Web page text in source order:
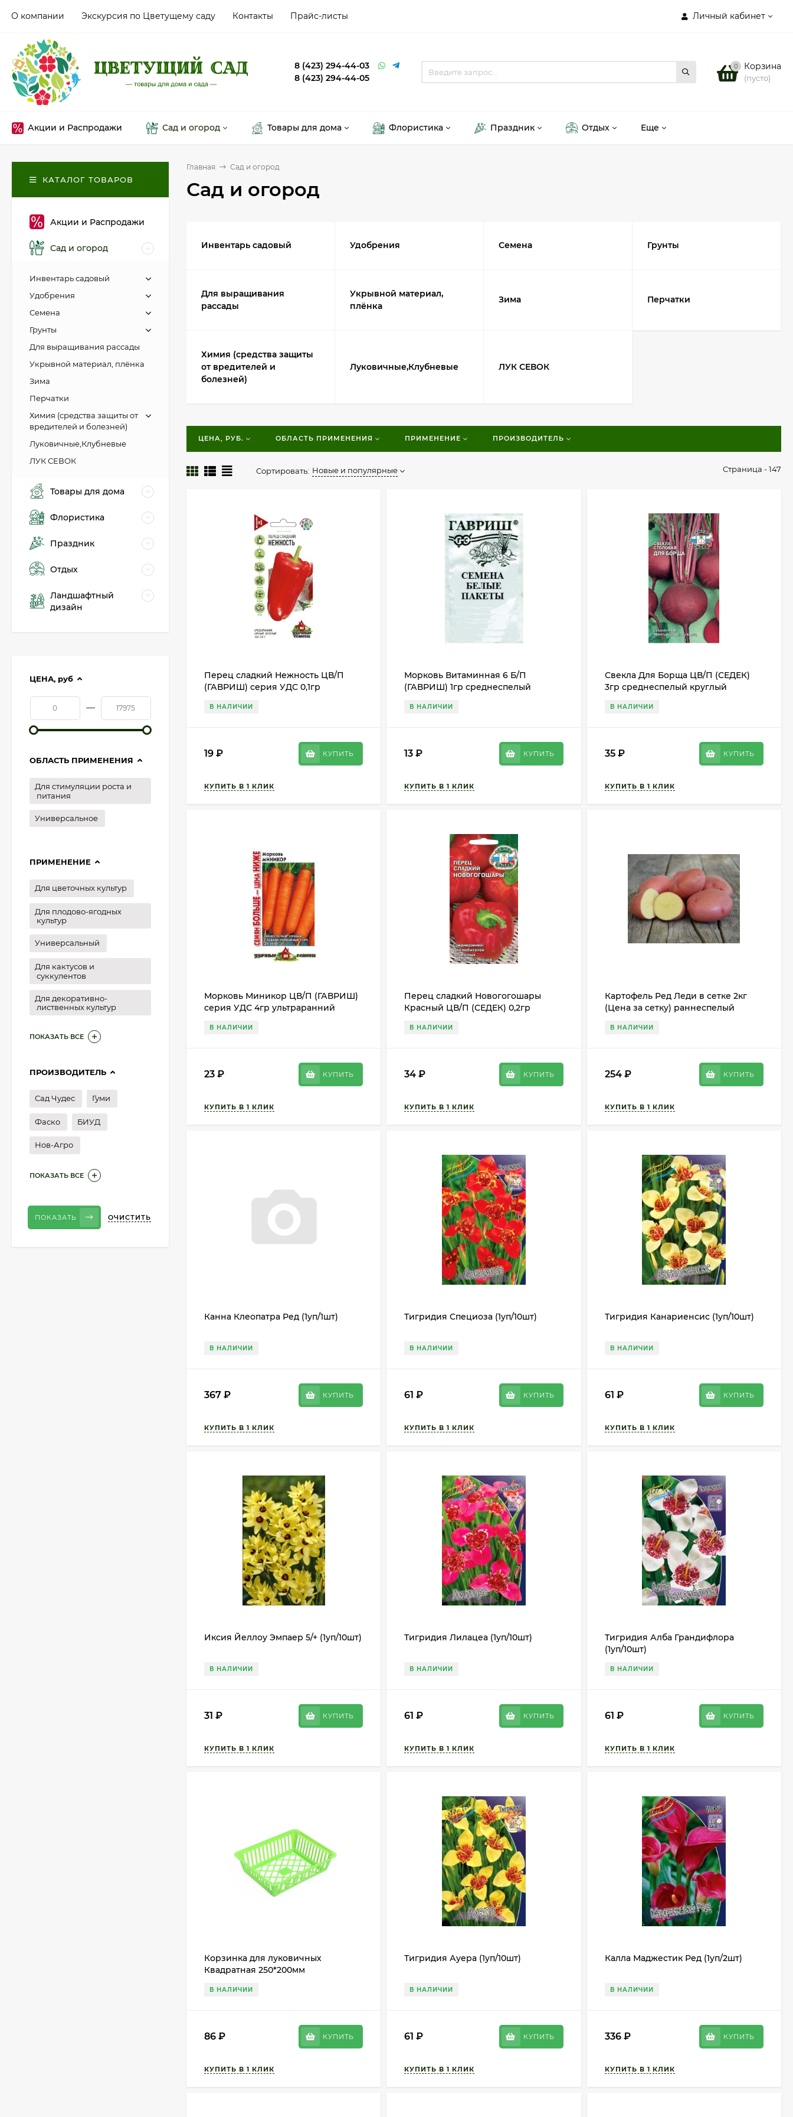
Личный кабинет
О компании Экскурсия по Цветущему саду Контакты Прайс-листы
8 (423) 294-44-03
8 (423) 294-44-05
0 Корзина
(пусто)
Акции и Распродажи Сад и огород Товары для дома Флористика Праздник Отдых Еще
Главная Сад и огород
Сад и огород
Инвентарь садовый Удобрения Семена Грунты
Для выращивания
рассады
Укрывной материал,
плёнка
Зима Перчатки
Химия (средства защиты
от вредителей и
болезней)
Луковичные,Клубневые ЛУК СЕВОК
ЦЕНА, РУБ. ОБЛАСТЬ ПРИМЕНЕНИЯ ПРИМЕНЕНИЕ ПРОИЗВОДИТЕЛЬ
Сортировать: Новые и популярные Страница - 147
Перец сладкий Нежность ЦВ/П
(ГАВРИШ) серия УДС 0,1гр
В НАЛИЧИИ
19 ₽ КУПИТЬ
Морковь Витаминная 6 Б/П
(ГАВРИШ) 1гр среднеспелый
В НАЛИЧИИ
13₽ КУПИТЬ
Свекла Для Борща ЦВ/П (СЕДЕК)
3гр среднеспелый круглый
В НАЛИЧИИ
35 ₽ КУПИТЬ
Морковь Миникор ЦВ/П (ГАВРИШ)
серия УДС 4гр ультраранний
В НАЛИЧИИ
23 ₽ КУПИТЬ
Перец сладкий Новогогошары
Красный ЦВ/П (СЕДЕК) 0,2гр
В НАЛИЧИИ
34₽ КУПИТЬ
Картофель Ред Леди в сетке 2кг
(Цена за сетку) раннеспелый
В НАЛИЧИИ
254 ₽ КУПИТЬ
Канна Клеопатра Ред (1уп/1шт)
В НАЛИЧИИ
367 ₽ КУПИТЬ
Тигридия Специоза (1уп/10шт)
В НАЛИЧИИ
61₽ КУПИТЬ
Тигридия Канариенсис (1уп/10шт)
В НАЛИЧИИ
61 ₽ КУПИТЬ
Иксия Йеллоу Эмпаер 5/+ (1уп/10шт)
В НАЛИЧИИ
31 ₽ КУПИТЬ
Тигридия Лилацеа (1уп/10шт)
В НАЛИЧИИ
61₽ КУПИТЬ
Тигридия Алба Грандифлора
(1уп/10шт)
В НАЛИЧИИ
61 ₽ КУПИТЬ
Корзинка для луковичных
Квадратная 250*200мм
В НАЛИЧИИ
86 ₽ КУПИТЬ
Тигридия Ауера (1уп/10шт)
В НАЛИЧИИ
61₽ КУПИТЬ
Калла Маджестик Ред (1уп/2шт)
В НАЛИЧИИ
336 ₽ КУПИТЬ
КАТАЛОГ ТОВАРОВ
Акции и Распродажи
Сад и огород
Инвентарь садовый
Удобрения
Семена
Грунты
Для выращивания рассады
Укрывной материал, плёнка
Зима
Перчатки
Химия (средства защиты от
вредителей и болезней)
Луковичные,Клубневые
ЛУК СЕВОК
Товары для дома
Флористика
Праздник
Отдых
Ландшафтный
дизайн
ЦЕНА, руб
—
ОБЛАСТЬ ПРИМЕНЕНИЯ
Для стимуляции роста и
питания
Универсальное
ПРИМЕНЕНИЕ
Для цветочных культур
Для плодово-ягодных
культур
Универсальный
Для кактусов и
суккулентов
Для декоративно-
лиственных культур
ПОКАЗАТЬ ВСЕ
ПРОИЗВОДИТЕЛЬ
Сад Чудес Гуми
Фаско БИУД
Нов-Агро
ПОКАЗАТЬ ВСЕ
ПОКАЗАТЬ ОЧИСТИТЬ